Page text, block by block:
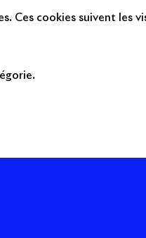
Ces cookies suivent les